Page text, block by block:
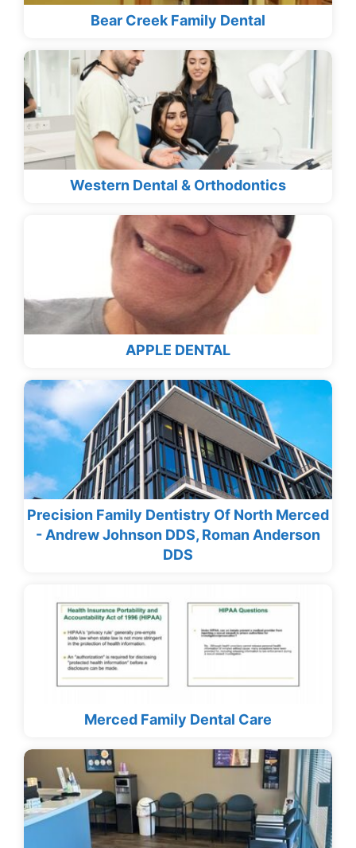
Bear Creek Family Dental
Western Dental & Orthodontics
APPLE DENTAL
Precision Family Dentistry Of North Merced
- Andrew Johnson DDS, Roman Anderson
DDS
Merced Family Dental Care